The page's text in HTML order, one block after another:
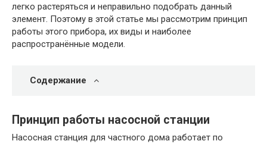
легко растеряться и неправильно подобрать данный
элемент. Поэтому в этой статье мы рассмотрим принцип
работы этого прибора, их виды и наиболее
распространённые модели.
Содержание
Принцип работы насосной станции
Насосная станция для частного дома работает по